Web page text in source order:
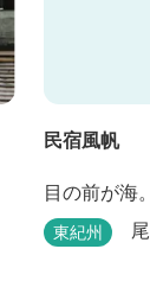
民宿風帆
目の前が海
東紀州